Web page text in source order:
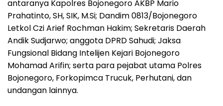
antaranya Kapolres Bojonegoro AKBP Mario
Prahatinto, SH, SIK, M.Si; Dandim 0813/Bojonegoro
Letkol Czi Arief Rochman Hakim; Sekretaris Daerah
Andik Sudjarwo; anggota DPRD Sahudi; Jaksa
Fungsional Bidang Intelijen Kejari Bojonegoro
Mohamad Arifin; serta para pejabat utama Polres
Bojonegoro, Forkopimca Trucuk, Perhutani, dan
undangan lainnya.